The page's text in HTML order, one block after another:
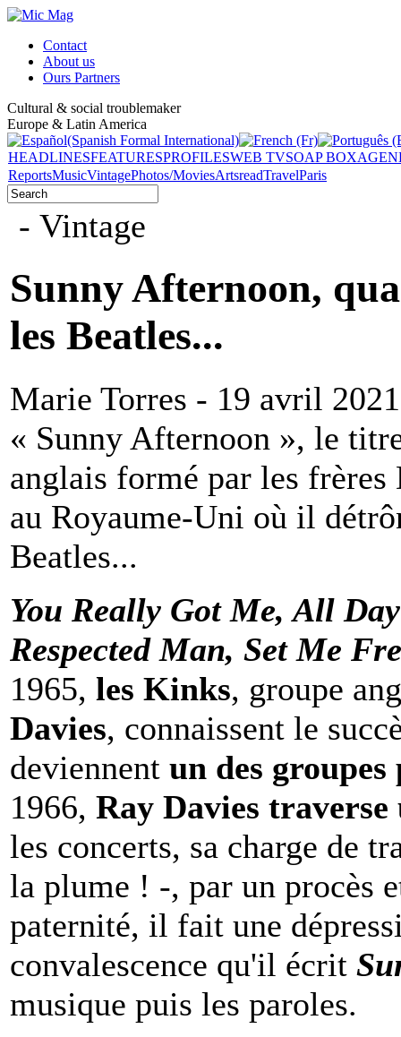
Contact
About us
Ours Partners
Cultural & social troublemaker
Europe & Latin America
HEADLINESFEATURESPROFILESWEB TVSOAP BOX
ReportsMusicVintagePhotos/MoviesArtsreadTravelParis
- Vintage
Sunny Afternoon,
les Beatles...
Marie Torres - 19 avril 2021
« Sunny Afternoon », le
anglais formé par les
au Royaume-Uni où il
Beatles...
You Really Got Me, All
Respected Man, Set Me
1965, les Kinks, groupe
Davies, connaissent le
deviennent un des
1966, Ray Davies
les concerts, sa charge de
la plume ! -, par un procès
paternité, il fait une
convalescence qu'il écrit
musique puis les paroles.